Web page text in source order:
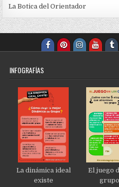
La Botica del Orientador
INFOGRAFÍAS
La dinámica ideal
existe
El juego